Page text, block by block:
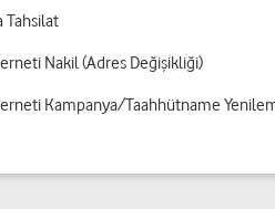
Tahsilat
Nakil (Adres Değişikliği)
Kampanya/Taahhütname